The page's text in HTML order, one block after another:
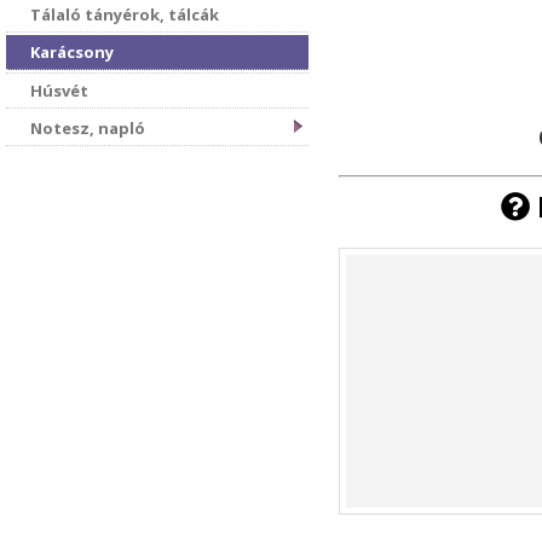
Tálaló tányérok, tálcák
Karácsony
Húsvét
Notesz, napló